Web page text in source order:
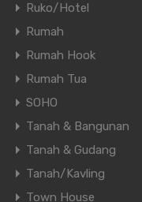
Ruko/Hotel
Rumah
Rumah Hook
Rumah Tua
SOHO
Tanah & Bangunan
Tanah & Gudang
Tanah/Kavling
Town House